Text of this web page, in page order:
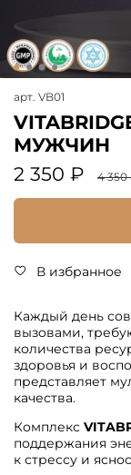
арт. VB01
МУЖЧИН
2 350 ₽
4 350
В избранное
Каждый день
вызовами,
количества
здоровья и
представляет
качества.
Комплекс
поддержания
к стрессу и